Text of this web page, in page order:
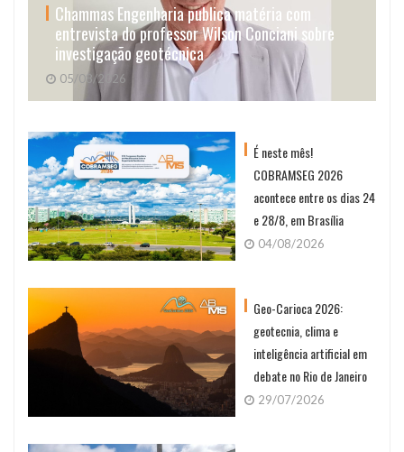
Chammas Engenharia publica matéria com
entrevista do professor Wilson Conciani sobre
investigação geotécnica
05/08/2026
É neste mês!
COBRAMSEG 2026
acontece entre os dias 24
e 28/8, em Brasília
04/08/2026
Geo-Carioca 2026:
geotecnia, clima e
inteligência artificial em
debate no Rio de Janeiro
29/07/2026